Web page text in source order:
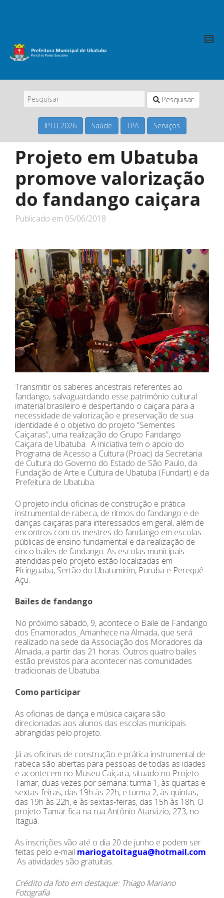
Pesquisar
IPTU 2026 Saúde TPA Serviços
Projeto em Ubatuba
promove valorização
do fandango caiçara
Publicado em 05/06/2018
Transmitir os saberes ancestrais referentes ao
fandango, salvaguardando esse patrimônio cultural
imaterial brasileiro e despertando o caiçara para a
necessidade de valorização e preservação de sua
identidade é o objetivo do projeto “Sementes
Caiçaras”, uma realização do Grupo Fandango
Caiçara de Ubatuba. A iniciativa tem o apoio do
Programa de Acesso a Cultura (Proac) da Secretaria
de Cultura do Governo do Estado de São Paulo, da
Fundação de Arte e Cultura de Ubatuba (Fundart) e da
Prefeitura de Ubatuba.
O projeto inclui oficinas de construção e prática
instrumental de rabeca, de ritmos do fandango e de
danças caiçaras para interessados em geral, além de
encontros com os mestres do fandango em escolas
públicas de ensino fundamental e da realização de
cinco bailes de fandango. As escolas municipais
atendidas pelo projeto estão localizadas em
Picinguaba, Sertão do Ubatumirim, Puruba e Perequê-
Açu.
Bailes de fandango
No próximo sábado, 9, acontece o Baile de Fandango
dos Enamorados_Amanhece na Almada, que será
realizado na sede da Associação dos Moradores da
Almada, a partir das 21 horas. Outros quatro bailes
estão previstos para acontecer nas comunidades
tradicionais de Ubatuba.
Como participar
As oficinas de dança e música caiçara são
direcionadas aos alunos das escolas municipais
abrangidas pelo projeto.
Já as oficinas de construção e prática instrumental de
rabeca são abertas para pessoas de todas as idades
e acontecem no Museu Caiçara, situado no Projeto
Tamar, duas vezes por semana: turma 1, às quartas e
sextas-feiras, das 19h às 22h, e turma 2, às quintas,
das 19h às 22h, e às sextas-feiras, das 15h às 18h. O
projeto Tamar fica na rua Antônio Atanázio, 273, no
Itaguá.
As inscrições vão até o dia 20 de junho e podem ser
feitas pelo e-mail mariogatoitagua@hotmail.com
As atividades são gratuitas.
Crédito da foto em destaque: Thiago Mariano
Fotografia